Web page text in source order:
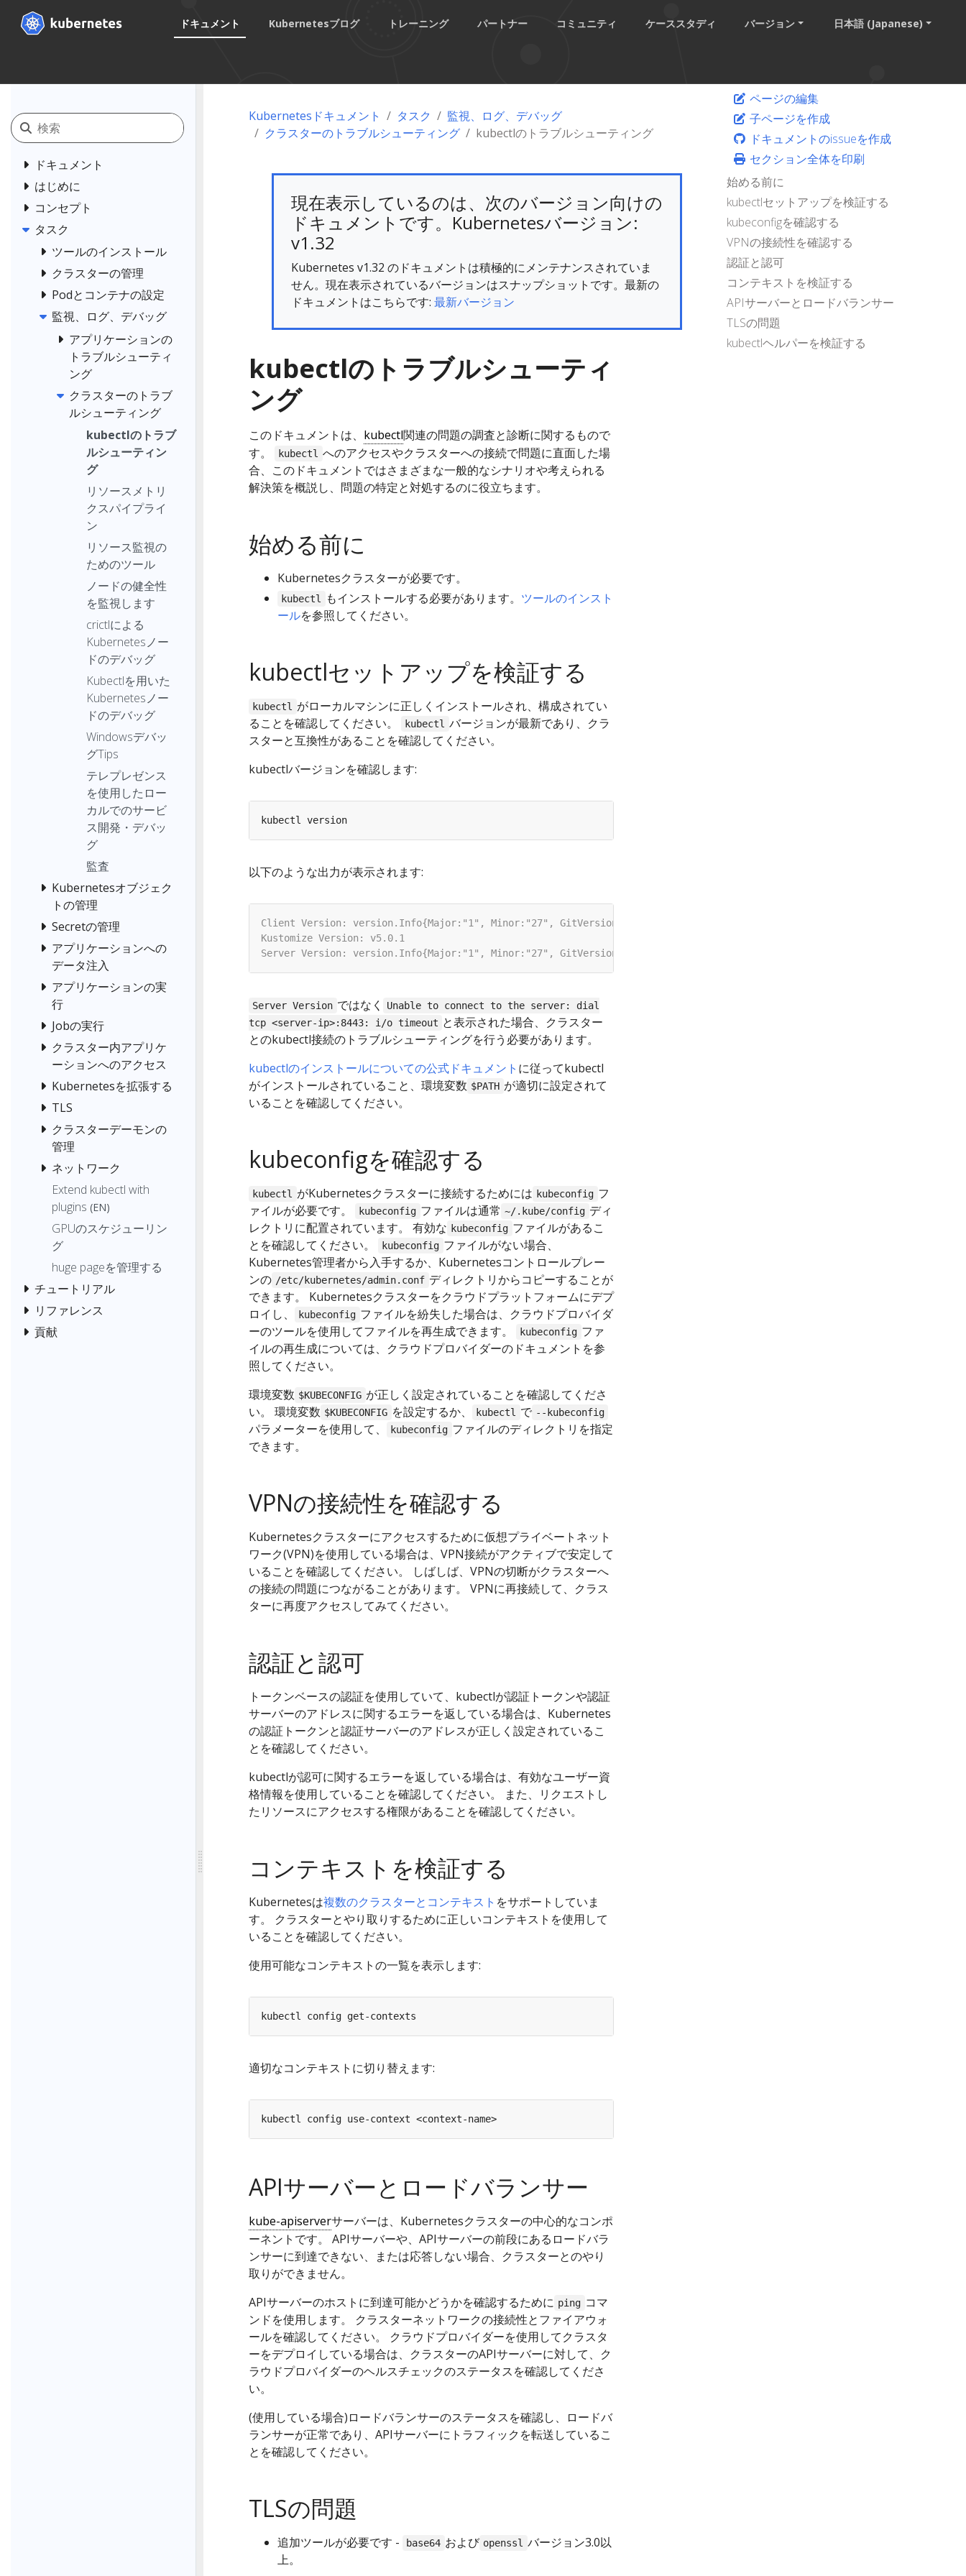
ドキュメント Kubernetesブログ トレーニング パートナー コミュニティ ケーススタディ バージョン 日本語 (Japanese)
ドキュメント
はじめに
コンセプト
タスク
ツールのインストール
クラスターの管理
Podとコンテナの設定
監視、ログ、デバッグ
アプリケーションの
トラブルシューティ
ング
クラスターのトラブ
ルシューティング
kubectlのトラブ
ルシューティン
グ
リソースメトリ
クスパイプライ
ン
リソース監視の
ためのツール
ノードの健全性
を監視します
crictlによる
Kubernetesノー
ドのデバッグ
Kubectlを用いた
Kubernetesノー
ドのデバッグ
Windowsデバッ
グTips
テレプレゼンス
を使用したロー
カルでのサービ
ス開発・デバッ
グ
監査
Kubernetesオブジェク
トの管理
Secretの管理
アプリケーションへの
データ注入
アプリケーションの実
行
Jobの実行
クラスター内アプリケ
ーションへのアクセス
Kubernetesを拡張する
TLS
クラスターデーモンの
管理
ネットワーク
Extend kubectl with
plugins (EN)
GPUのスケジューリン
グ
huge pageを管理する
チュートリアル
リファレンス
貢献
Kubernetesドキュメント タスク
監視、ログ、デバッグ
クラスターのトラブルシューティング
kubectlのトラブルシューティング
現在表示しているのは、次のバージョン向けの
ドキュメントです。Kubernetesバージョン:
v1.32
Kubernetes v1.32 のドキュメントは積極的にメンテナンスされていま
せん。現在表示されているバージョンはスナップショットです。最新の
ドキュメントはこちらです: 最新バージョン
kubectlのトラブルシューティ
ング
このドキュメントは、 kubectl関連の問題の調査と診断に関するもので
す。
kubectl へのアクセスやクラスターへの接続で問題に直面した場
合、このドキュメントではさまざまな一般的なシナリオや考えられる
解決策を概説し、問題の特定と対処するのに役立ちます。
始める前に
Kubernetesクラスターが必要です。
kubectl もインストールする必要があります。 ツールのインスト
ールを参照してください。
kubectlセットアップを検証する
kubectl
がローカルマシンに正しくインストールされ、構成されてい
ることを確認してください。
kubectl バージョンが最新であり、クラ
スターと互換性があることを確認してください。
kubectlバージョンを確認します:
kubectl version
以下のような出力が表示されます:
Server Version ではなく
Unable to connect to the server: dial
tcp <server-ip>:8443: i/o timeout と表示された場合、クラスター
とのkubectl接続のトラブルシューティングを行う必要があります。
kubectlのインストールについての公式ドキュメント に従ってkubectl
がインストールされていること、環境変数 $PATH が適切に設定されて
いることを確認してください。
kubeconfigを確認する
kubectl がKubernetesクラスターに接続するためには kubeconfig フ
ァイルが必要です。
kubeconfig ファイルは通常 ~/.kube/config ディ
レクトリに配置されています。 有効な kubeconfig ファイルがあるこ
とを確認してください。
kubeconfig ファイルがない場合、
Kubernetes管理者から入手するか、Kubernetesコントロールプレー
ンの /etc/kubernetes/admin.conf ディレクトリからコピーすることが
できます。 Kubernetesクラスターをクラウドプラットフォームにデプ
ロイし、
kubeconfig ファイルを紛失した場合は、クラウドプロバイダ
ーのツールを使用してファイルを再生成できます。
kubeconfig ファ
イルの再生成については、クラウドプロバイダーのドキュメントを参
照してください。
環境変数 $KUBECONFIG が正しく設定されていることを確認してくださ
い。 環境変数 $KUBECONFIG を設定するか、 kubectl で --kubeconfig
パラメーターを使用して、 kubeconfig ファイルのディレクトリを指定
できます。
VPNの接続性を確認する
Kubernetesクラスターにアクセスするために仮想プライベートネット
ワーク(VPN)を使用している場合は、VPN接続がアクティブで安定して
いることを確認してください。 しばしば、VPNの切断がクラスターへ
の接続の問題につながることがあります。 VPNに再接続して、クラス
ターに再度アクセスしてみてください。
認証と認可
トークンベースの認証を使用していて、kubectlが認証トークンや認証
サーバーのアドレスに関するエラーを返している場合は、Kubernetes
の認証トークンと認証サーバーのアドレスが正しく設定されているこ
とを確認してください。
kubectlが認可に関するエラーを返している場合は、有効なユーザー資
格情報を使用していることを確認してください。 また、リクエストし
たリソースにアクセスする権限があることを確認してください。
コンテキストを検証する
Kubernetesは複数のクラスターとコンテキスト をサポートしていま
す。 クラスターとやり取りするために正しいコンテキストを使用して
いることを確認してください。
使用可能なコンテキストの一覧を表示します:
適切なコンテキストに切り替えます:
kubectl config use-context <context-name>
APIサーバーとロードバランサー
kube-apiserverサーバーは、Kubernetesクラスターの中心的なコンポ
ーネントです。 APIサーバーや、APIサーバーの前段にあるロードバラ
ンサーに到達できない、または応答しない場合、クラスターとのやり
取りができません。
APIサーバーのホストに到達可能かどうかを確認するために ping コマ
ンドを使用します。 クラスターネットワークの接続性とファイアウォ
ールを確認してください。 クラウドプロバイダーを使用してクラスタ
ーをデプロイしている場合は、クラスターのAPIサーバーに対して、ク
ラウドプロバイダーのヘルスチェックのステータスを確認してくださ
い。
(使用している場合)ロードバランサーのステータスを確認し、ロードバ
ランサーが正常であり、APIサーバーにトラフィックを転送しているこ
とを確認してください。
TLSの問題
追加ツールが必要です - base64 および openssl バージョン3.0以
上。
ページの編集
子ページを作成
ドキュメントのissueを作成
セクション全体を印刷
始める前に
kubectlセットアップを検証する
kubeconfigを確認する
VPNの接続性を確認する
認証と認可
コンテキストを検証する
APIサーバーとロードバランサー
TLSの問題
kubectlヘルパーを検証する